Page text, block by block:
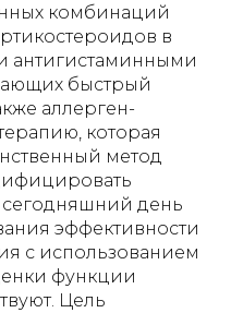
комбинаций
в
антигистаминными
быстрый
аллерген-
которая
метод
сегодняшний день
эффективности
с использованием
функции
Цель